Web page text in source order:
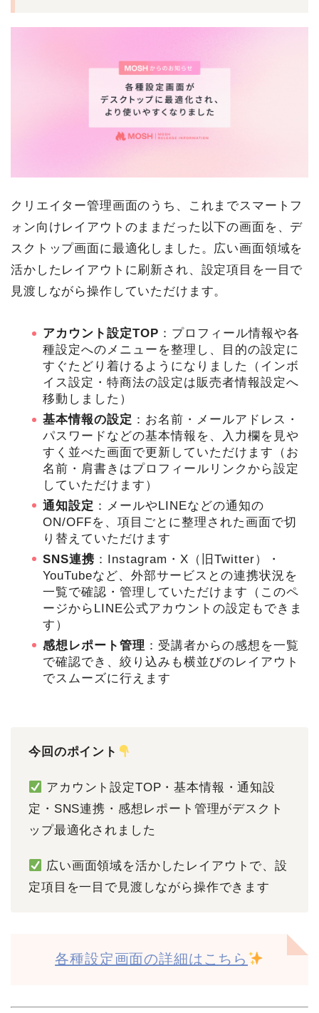
クリエイター管理画面のうち、これまでスマートフ
ォン向けレイアウトのままだった以下の画面を、デ
スクトップ画面に最適化しました。広い画面領域を
活かしたレイアウトに刷新され、設定項目を一目で
見渡しながら操作していただけます。
アカウント設定TOP ：プロフィール情報や各
種設定へのメニューを整理し、目的の設定に
すぐたどり着けるようになりました（インボ
イス設定・特商法の設定は販売者情報設定へ
移動しました）
基本情報の設定 ：お名前・メールアドレス・
パスワードなどの基本情報を、入力欄を見や
すく並べた画面で更新していただけます（お
名前・肩書きはプロフィールリンクから設定
していただけます）
通知設定 ：メールやLINEなどの通知の
ON/OFFを、項目ごとに整理された画面で切
り替えていただけます
SNS連携 ：Instagram・X（旧Twitter）・
YouTubeなど、外部サービスとの連携状況を
一覧で確認・管理していただけます（このペ
ージからLINE公式アカウントの設定もできま
す）
感想レポート管理 ：受講者からの感想を一覧
で確認でき、絞り込みも横並びのレイアウト
でスムーズに行えます
今回のポイント
アカウント設定TOP・基本情報・通知設
定・SNS連携・感想レポート管理がデスクト
ップ最適化されました
広い画面領域を活かしたレイアウトで、設
定項目を一目で見渡しながら操作できます
各種設定画面の詳細はこちら